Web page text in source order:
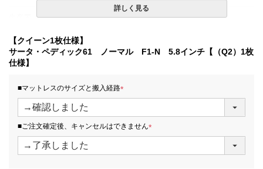
日本
備考
・配達日指定ＯＫ！
※一部地域にて配達日指定が出来ない場合がございます。
※できる限り実際の色を再現するよう心がけております
が、閲覧環境により誤差がでる場合がございますのでご了
承ください。
詳しく見る
【クイーン1枚仕様】
サータ・ペディック61 ノーマル F1-N 5.8インチ【（Q2）1枚
仕様】
■マットレスのサイズと搬入経路
(
)
■ご注文確定後、キャンセルはできません
(